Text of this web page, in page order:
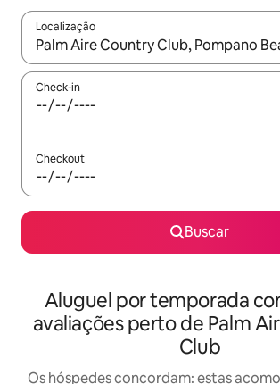
Localização
Quando os resultados estiverem
Check-in
Checkout
Buscar
Aluguel por temporada
avaliações perto de Palm
Club
Os hóspedes concordam: estas